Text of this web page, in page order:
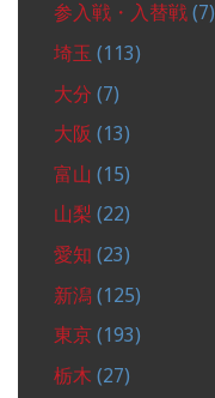
参入戦・入替戦 (7)
埼玉 (113)
大分 (7)
大阪 (13)
富山 (15)
山梨 (22)
愛知 (23)
新潟 (125)
東京 (193)
栃木 (27)